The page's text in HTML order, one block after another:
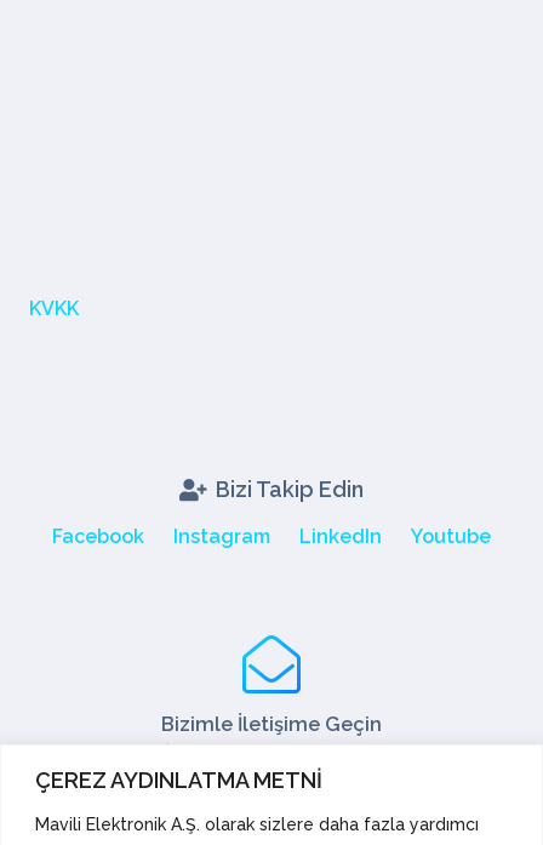
ÇEREZ AYDINLATMA METNİ
Mavili Elektronik A.Ş. olarak sizlere daha fazla yardımcı
KVKK
Bizi Takip Edin
Facebook Instagram LinkedIn Youtube
Bizimle İletişime Geçin
Fax: +90 216 466 45 10
satis@mavili.com.tr